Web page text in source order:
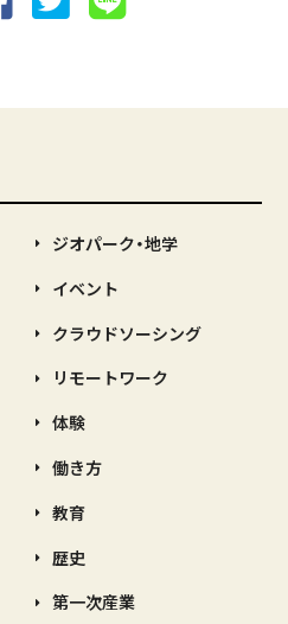
ジオパーク・地学
イベント
クラウドソーシング
リモートワーク
体験
働き方
教育
歴史
第一次産業